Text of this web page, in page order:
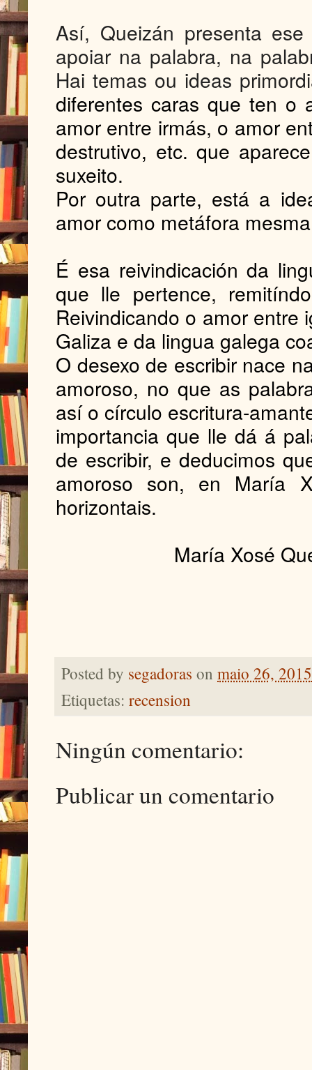
Así, Queizán presenta
apoiar na palabra, na
Hai temas ou ideas
diferentes caras que ten o
amor entre irmás, o amor
destrutivo, etc. que
suxeito.
Por outra parte, está a
amor como metáfora
É esa reivindicación da
que lle pertence,
Reivindicando o amor entre
Galiza e da lingua galega
O desexo de escribir nace
amoroso, no que as
así o círculo escritura-
importancia que lle dá á
de escribir, e deducimos
amoroso son, en María
horizontais.
María Xosé
Posted by segadoras on maio 26, 2015
Etiquetas: recension
Ningún comentario:
Publicar un comentario